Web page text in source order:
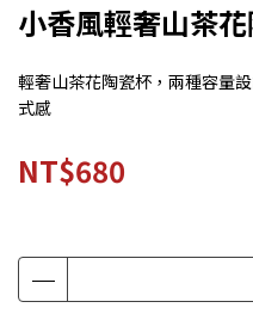
小香風輕奢山茶
輕奢山茶花陶瓷杯，兩種容量
式感
NT$680